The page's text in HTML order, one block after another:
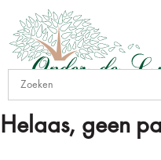
Helaas, geen